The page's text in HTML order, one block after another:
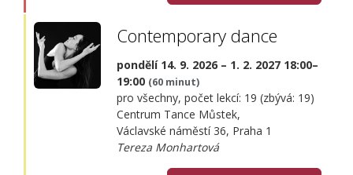
Contemporary dance
pondělí 14. 9. 2026 – 1. 2. 2027 18:00–
19:00 (60 minut)
pro všechny, počet lekcí: 19 (zbývá: 19)
Centrum Tance Můstek,
Václavské náměstí 36, Praha 1
Tereza Monhartová